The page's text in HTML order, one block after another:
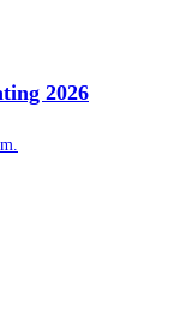
2026